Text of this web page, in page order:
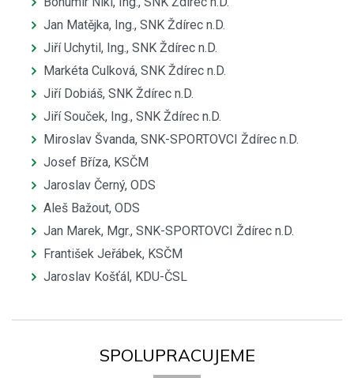
Jan Matějka, Ing., SNK Ždírec n.D.
Jiří Uchytil, Ing., SNK Ždírec n.D.
Markéta Culková, SNK Ždírec n.D.
Jiří Dobiáš, SNK Ždírec n.D.
Jiří Souček, Ing., SNK Ždírec n.D.
Miroslav Švanda, SNK-SPORTOVCI Ždírec n.D.
Josef Bříza, KSČM
Jaroslav Černý, ODS
Aleš Bažout, ODS
Jan Marek, Mgr., SNK-SPORTOVCI Ždírec n.D.
František Jeřábek, KSČM
Jaroslav Košťál, KDU-ČSL
SPOLUPRACUJEME